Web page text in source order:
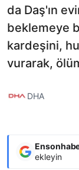
da Daş'ın
beklemeye
kardeşini,
vurarak,
DHA
ekleyin